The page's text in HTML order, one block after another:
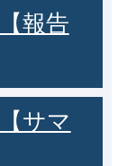
報告
サマ